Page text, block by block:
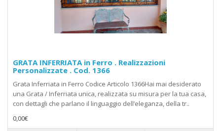
GRATA INFERRIATA in Ferro . Realizzazioni
Personalizzate . Cod. 1366
Grata Inferriata in Ferro Codice Articolo 1366Hai mai desiderato
una Grata / Inferriata unica, realizzata su misura per la tua casa,
con dettagli che parlano il linguaggio dell’eleganza, della tr..
0,00€